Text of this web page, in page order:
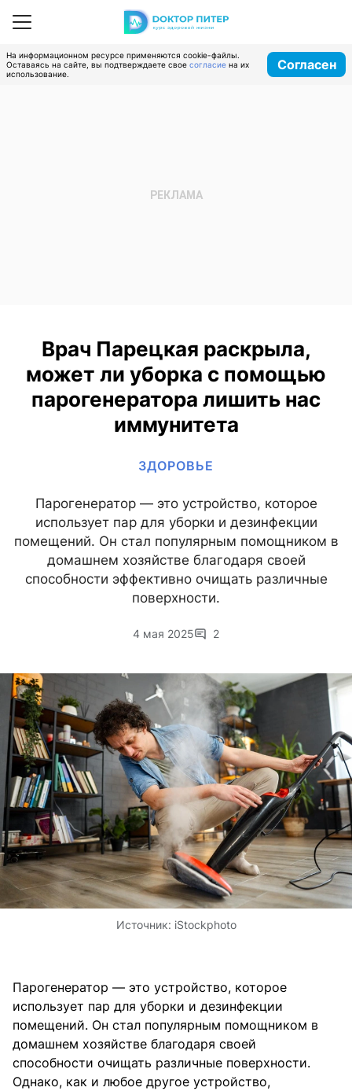
На информационном ресурсе применяются cookie-файлы.
Оставаясь на сайте, вы подтверждаете свое согласие на их
использование.
Согласен
Врач Парецкая раскрыла,
может ли уборка с помощью
парогенератора лишить нас
иммунитета
ЗДОРОВЬЕ
Парогенератор — это устройство, которое
использует пар для уборки и дезинфекции
помещений. Он стал популярным помощником в
домашнем хозяйстве благодаря своей
способности эффективно очищать различные
поверхности.
4 мая 2025 2
Источник: iStockphoto
Парогенератор — это устройство, которое
использует пар для уборки и дезинфекции
помещений. Он стал популярным помощником в
домашнем хозяйстве благодаря своей
способности очищать различные поверхности.
Однако, как и любое другое устройство,